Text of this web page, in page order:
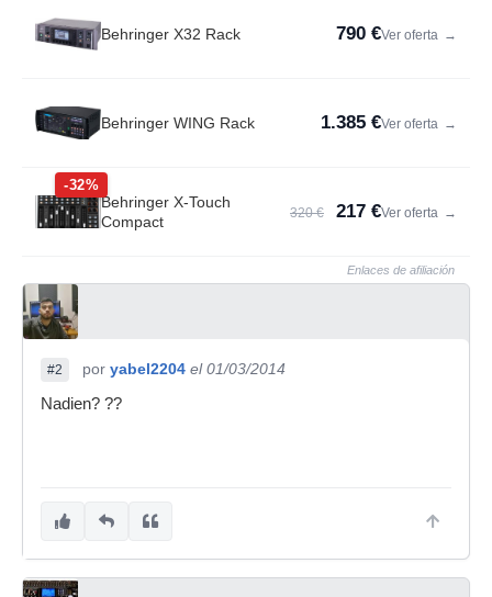
Behringer X32 Rack 790 €Ver oferta →
Behringer WING Rack 1.385 €Ver oferta →
-32%
Behringer X-Touch
Compact
320 € 217 €Ver oferta →
Enlaces de afiliación
#2 por yabel2204 el 01/03/2014
Nadien? ??